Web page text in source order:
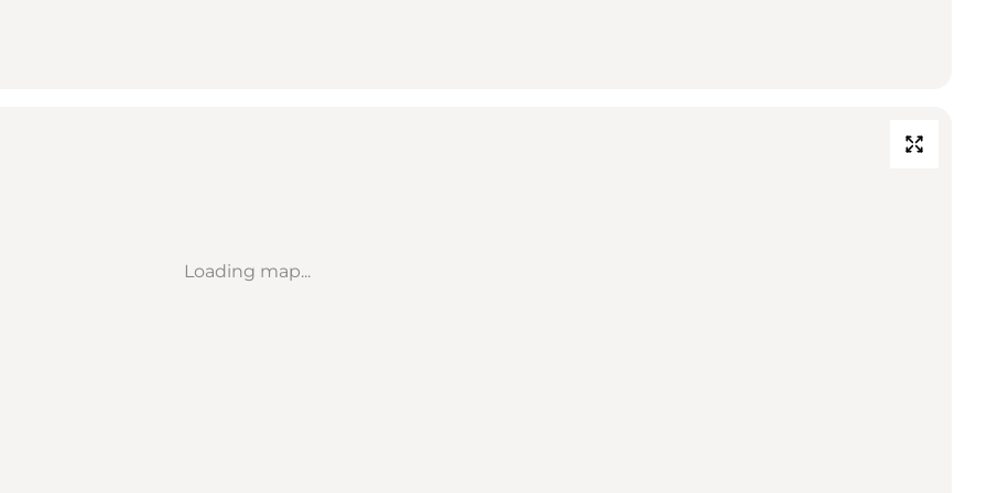
Loading map...